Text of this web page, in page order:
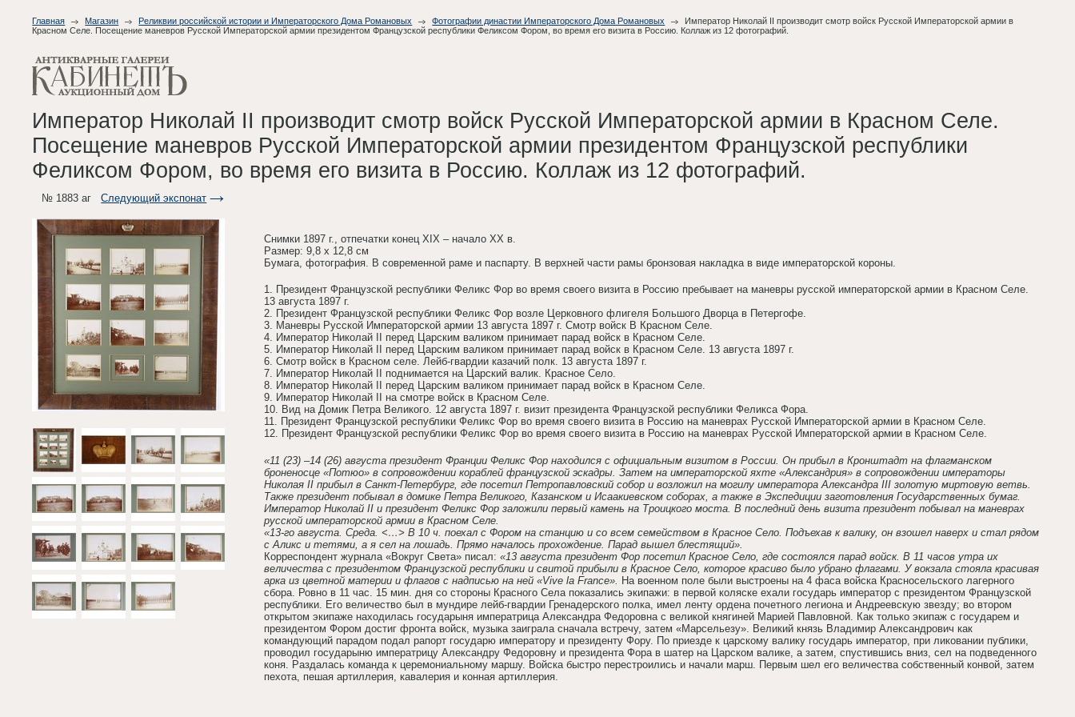
Главная Магазин Реликвии российской истории и Императорского Дома Романовых Фотографии династии Императорского Дома Романовых
Император Николай II производит смотр войск Русской Императорской армии в
Красном Селе. Посещение маневров Русской Императорской армии президентом Французской республики Феликсом Фором, во время его визита в Россию. Коллаж из 12 фотографий.
Император Николай II производит смотр войск Русской Императорской армии в Красном Селе.
Посещение маневров Русской Императорской армии президентом Французской республики
Феликсом Фором, во время его визита в Россию. Коллаж из 12 фотографий.
№ 1883 агСледующий экспонат
Снимки 1897 г., отпечатки конец XIX – начало XX в.
Размер: 9,8 х 12,8 см
Бумага, фотография. В современной раме и паспарту. В верхней части рамы бронзовая накладка в виде императорской короны.
1. Президент Французской республики Феликс Фор во время своего визита в Россию пребывает на маневры русской императорской армии в Красном Селе.
13 августа 1897 г.
2. Президент Французской республики Феликс Фор возле Церковного флигеля Большого Дворца в Петергофе.
3. Маневры Русской Императорской армии 13 августа 1897 г. Смотр войск В Красном Селе.
4. Император Николай II перед Царским валиком принимает парад войск в Красном Селе.
5. Император Николай II перед Царским валиком принимает парад войск в Красном Селе. 13 августа 1897 г.
6. Смотр войск в Красном селе. Лейб-гвардии казачий полк. 13 августа 1897 г.
7. Император Николай II поднимается на Царский валик. Красное Село.
8. Император Николай II перед Царским валиком принимает парад войск в Красном Селе.
9. Император Николай II на смотре войск в Красном Селе.
10. Вид на Домик Петра Великого. 12 августа 1897 г. визит президента Французской республики Феликса Фора.
11. Президент Французской республики Феликс Фор во время своего визита в Россию на маневрах Русской Императорской армии в Красном Селе.
12. Президент Французской республики Феликс Фор во время своего визита в Россию на маневрах Русской Императорской армии в Красном Селе.
«11 (23) –14 (26) августа президент Франции Феликс Фор находился с официальным визитом в России. Он прибыл в Кронштадт на флагманском
броненосце «Потюо» в сопровождении кораблей французской эскадры. Затем на императорской яхте «Александрия» в сопровождении императоры
Николая II прибыл в Санкт-Петербург, где посетил Петропавловский собор и возложил на могилу императора Александра III золотую миртовую ветвь.
Также президент побывал в домике Петра Великого, Казанском и Исаакиевском соборах, а также в Экспедиции заготовления Государственных бумаг.
Император Николай II и президент Феликс Фор заложили первый камень на Троицкого моста. В последний день визита президент побывал на маневрах
русской императорской армии в Красном Селе.
«13-го августа. Среда. <…> В 10 ч. поехал с Фором на станцию и со всем семейством в Красное Село. Подъехав к валику, он взошел наверх и стал рядом
с Аликс и тетями, а я сел на лошадь. Прямо началось прохождение. Парад вышел блестящий».
Корреспондент журнала «Вокруг Света» писал:«13 августа президент Фор посетил Красное Село, где состоялся парад войск. В 11 часов утра их
величества с президентом Французской республики и свитой прибыли в Красное Село, которое красиво было убрано флагами. У вокзала стояла красивая
арка из цветной материи и флагов с надписью на ней «Vive la France». На военном поле были выстроены на 4 фаса войска Красносельского лагерного
сбора. Ровно в 11 час. 15 мин. дня со стороны Красного Села показались экипажи: в первой коляске ехали государь император с президентом Французской
республики. Его величество был в мундире лейб-гвардии Гренадерского полка, имел ленту ордена почетного легиона и Андреевскую звезду; во втором
открытом экипаже находилась государыня императрица Александра Федоровна с великой княгиней Марией Павловной. Как только экипаж с государем и
президентом Фором достиг фронта войск, музыка заиграла сначала встречу, затем «Марсельезу». Великий князь Владимир Александрович как
командующий парадом подал рапорт государю императору и президенту Фору. По приездe к царскому валику государь император, при ликовании публики,
проводил государыню императрицу Александру Федоровну и президента Фора в шатер на Царском валике, а затем, спустившись вниз, сел на подведенного
коня. Раздалась команда к церемониальному маршу. Войска быстро перестроились и начали марш. Первым шел его величества собственный конвой, затем
пехота, пешая артиллерия, кавалерия и конная артиллерия.